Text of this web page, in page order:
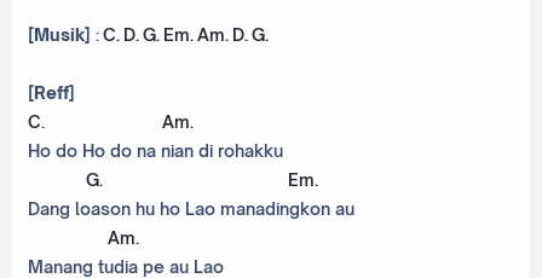
[Musik] :C. D. G. Em. Am. D. G.
[Reff]
C. Am.
Ho do Ho do na nian di rohakku
G. Em.
Dang loason hu ho Lao manadingkon au
Am.
Manang tudia pe au Lao